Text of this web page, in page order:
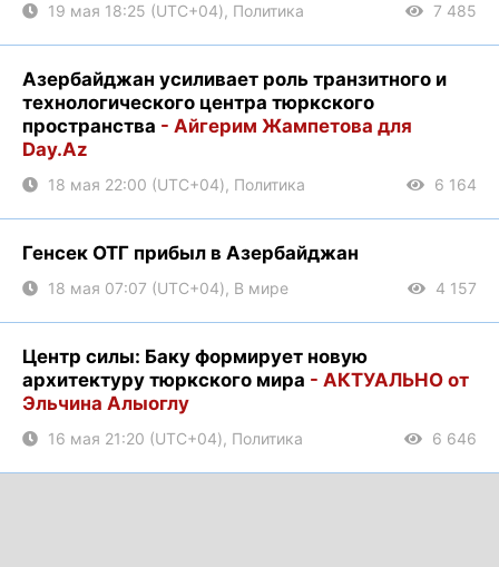
19 мая 18:25 (UTC+04), Политика 7 485
Азербайджан усиливает роль транзитного и
технологического центра тюркского
пространства - Айгерим Жампетова для
Day.Az
18 мая 22:00 (UTC+04), Политика 6 164
Генсек ОТГ прибыл в Азербайджан
18 мая 07:07 (UTC+04), В мире 4 157
Центр силы: Баку формирует новую
архитектуру тюркского мира - АКТУАЛЬНО от
Эльчина Алыоглу
16 мая 21:20 (UTC+04), Политика 6 646